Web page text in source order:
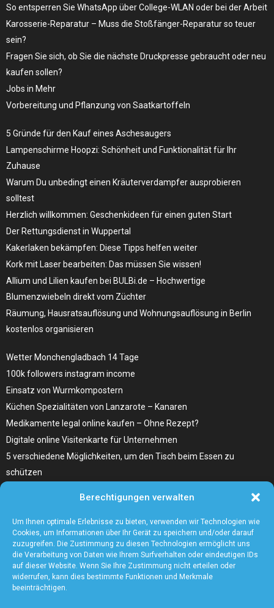
Berechtigungen verwalten
Um Ihnen optimale Erlebnisse zu bieten, verwenden wir Technologien wie
Cookies, um Informationen über Ihr Gerät zu speichern und/oder darauf
zuzugreifen. Die Zustimmung zu diesen Technologien ermöglicht uns
die Verarbeitung von Daten wie Ihrem Surfverhalten oder eindeutigen IDs
auf dieser Website. Wenn Sie Ihre Zustimmung nicht erteilen oder
widerrufen, kann dies bestimmte Funktionen und Merkmale
beeinträchtigen.
So entsperren Sie WhatsApp über College-WLAN oder bei der Arbeit
Karosserie-Reparatur – Muss die Stoßfänger-Reparatur so teuer
sein?
Fragen Sie sich, ob Sie die nächste Druckpresse gebraucht oder neu
kaufen sollen?
Jobs in Mehr
Vorbereitung und Pflanzung von Saatkartoffeln
5 Gründe für den Kauf eines Aschesaugers
Lampenschirme Hoopzi: Schönheit und Funktionalität für Ihr
Zuhause
Warum Du unbedingt einen Kräuterverdampfer ausprobieren
solltest
Herzlich willkommen: Geschenkideen für einen guten Start
Der Rettungsdienst in Wuppertal
Kakerlaken bekämpfen: Diese Tipps helfen weiter
Kork mit Laser bearbeiten: Das müssen Sie wissen!
Allium und Lilien kaufen bei BULBi.de – Hochwertige
Blumenzwiebeln direkt vom Züchter
Räumung, Hausratsauflösung und Wohnungsauflösung in Berlin
kostenlos organisieren
Wetter Monchengladbach 14 Tage
100k followers instagram income
Einsatz von Wurmkompostern
Küchen Spezialitäten von Lanzarote – Kanaren
Medikamente legal online kaufen – Ohne Rezept?
Digitale online Visitenkarte für Unternehmen
5 verschiedene Möglichkeiten, um den Tisch beim Essen zu
schützen
Wählen Sie den richtigen Fleischzuschnitt, wie zum Beispiel
Hochrippe vom Rind für Ihr Gericht